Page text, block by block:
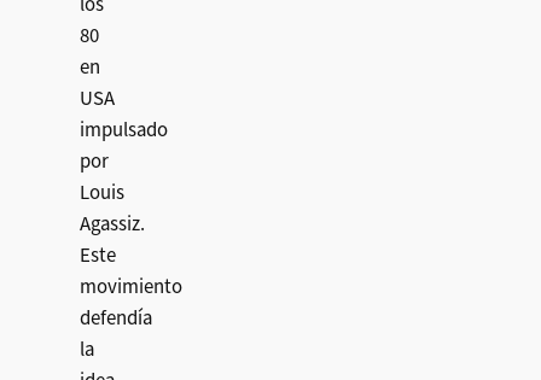
80
en
USA
impulsado
por
Louis
Agassiz.
Este
movimiento
defendía
la